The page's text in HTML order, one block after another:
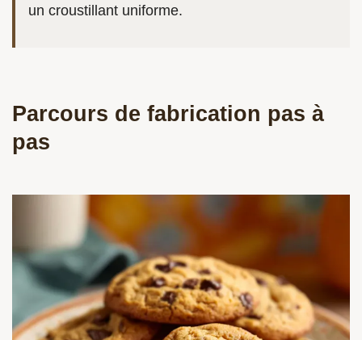
un croustillant uniforme.
Parcours de fabrication pas à
pas